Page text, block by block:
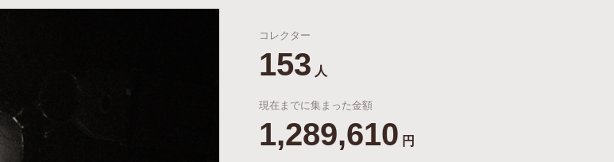
キュレーターから探す 特集から探す
Legendary
ジェクト 調達額が大きいプロジェクト
コレクター
153 人
現在までに集まった金額
1,289,610 円